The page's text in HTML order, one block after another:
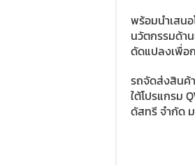
พร้อมนำเสน
นวัตกรรมด้า
ดัดแปลงเพื่อ
รถจัดส่งสินค้
ใต้โปรแกรม
ดัสทรี จำกัด